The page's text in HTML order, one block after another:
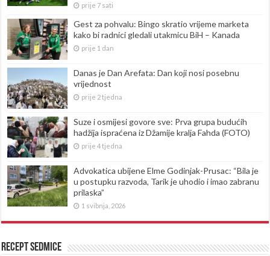
prije 7 sati
Gest za pohvalu: Bingo skratio vrijeme marketa
kako bi radnici gledali utakmicu BiH – Kanada
prije 1 dan
Danas je Dan Arefata: Dan koji nosi posebnu
vrijednost
prije 2 tjedna
Suze i osmijesi govore sve: Prva grupa budućih
hadžija ispraćena iz Džamije kralja Fahda (FOTO)
prije 4 tjedna
Advokatica ubijene Elme Godinjak-Prusac: “Bila je
u postupku razvoda, Tarik je uhodio i imao zabranu
prilaska”
1 svibnja, 2026
Recept sedmice